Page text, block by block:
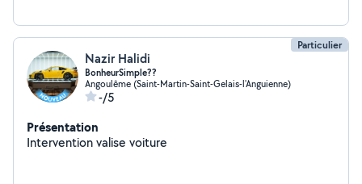
Particulier
Nazir Halidi
BonheurSimple??
Angoulême (Saint-Martin-Saint-Gelais-l'Anguienne)
-/5
Présentation
Intervention valise voiture